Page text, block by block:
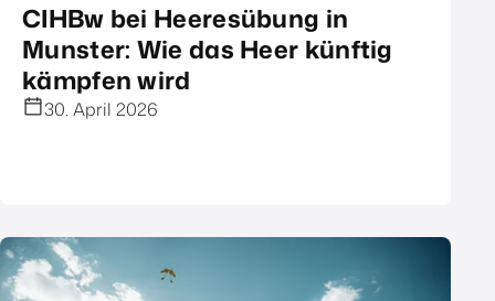
CIHBw bei Heeresübung in
Munster: Wie das Heer künftig
kämpfen wird
30. April 2026